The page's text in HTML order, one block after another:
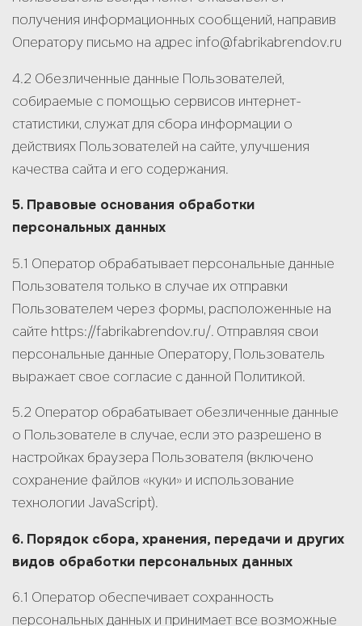
получения информационных сообщений, направив
Оператору письмо на адрес info@fabrikabrendov.ru
4.2 Обезличенные данные Пользователей,
собираемые с помощью сервисов интернет-
статистики, служат для сбора информации о
действиях Пользователей на сайте, улучшения
качества сайта и его содержания.
5. Правовые основания обработки
персональных данных
5.1 Оператор обрабатывает персональные данные
Пользователя только в случае их отправки
Пользователем через формы, расположенные на
сайте https://fabrikabrendov.ru/. Отправляя свои
персональные данные Оператору, Пользователь
выражает свое согласие с данной Политикой.
5.2 Оператор обрабатывает обезличенные данные
о Пользователе в случае, если это разрешено в
настройках браузера Пользователя (включено
сохранение файлов «куки» и использование
технологии JavaScript).
6. Порядок сбора, хранения, передачи и других
видов обработки персональных данных
6.1 Оператор обеспечивает сохранность
персональных данных и принимает все возможные
Меня зовут*
Мой телефон*
Моя электронная почта
О проекте
обработку персональных
данных *
Отправить заявку